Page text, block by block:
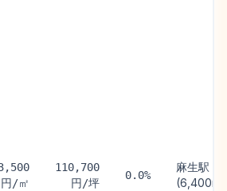
円/㎡
110,700
円/坪
0.0%
麻生駅
(6,400m)